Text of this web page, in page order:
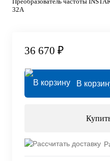
32А
36 670 ₽
В